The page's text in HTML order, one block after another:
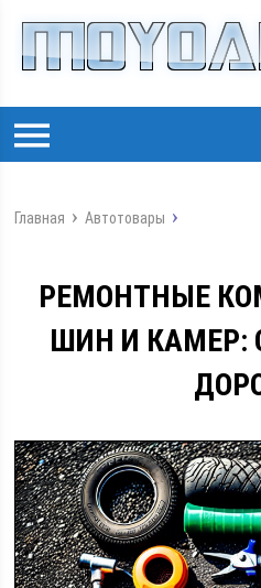
Главная Автотовары
РЕМОНТНЫЕ
ШИН И КАМЕР: